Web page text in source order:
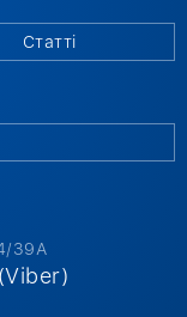
Статті
39А